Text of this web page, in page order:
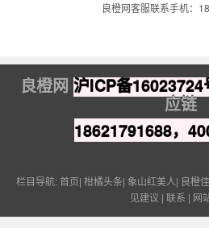
良橙网客服联系手机：
良橙网 沪ICP备16023724
应链
18621791688，
栏目导航:首页| 柑橘头条| 象山红美人| 良橙
见建议 | 联系 | 网